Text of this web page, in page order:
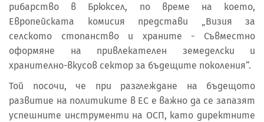
рибарство в Брюксел, по време на което,
Европейската комисия представи „Визия за
селското стопанство и храните - Съвместно
оформяне на привлекателен земеделски и
хранително-вкусов сектор за бъдещите поколения“.
Той посочи, че при разглеждане на бъдещото
развитие на политиките в ЕС е важно да се запазят
успешните инструменти на ОСП, като директните